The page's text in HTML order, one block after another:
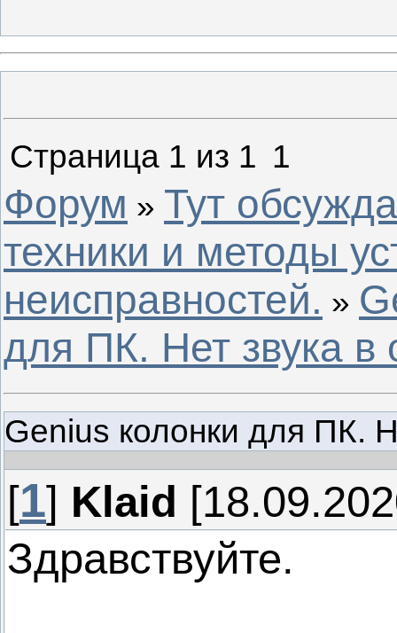
Страница 1 из 1 1
Форум » Тут
техники и методы
неисправностей. »
для ПК. Нет звука в
Genius колонки для ПК.
[1] Klaid
Здравствуйте.